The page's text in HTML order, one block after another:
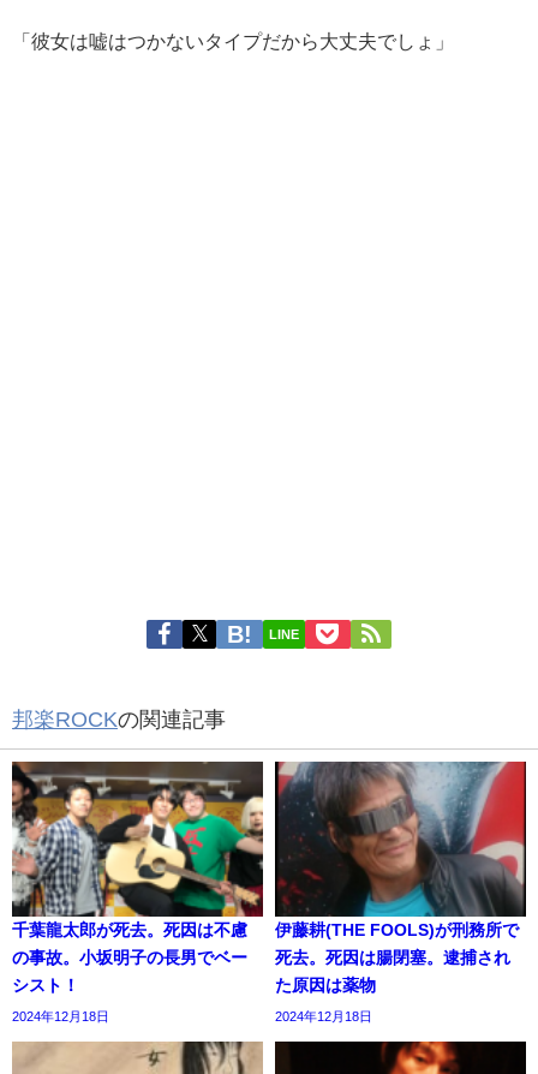
「彼女は嘘はつかないタイプだから大丈夫でしょ」
LINE
邦楽ROCKの関連記事
千葉龍太郎が死去。死因は不慮
の事故。小坂明子の長男でベー
シスト！
2024年12月18日
伊藤耕(THE FOOLS)が刑務所で
死去。死因は腸閉塞。逮捕され
た原因は薬物
2024年12月18日